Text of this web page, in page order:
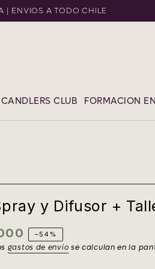
| ENVIOS A TODO CHILE
CANDLERS CLUB FORMACION
y Difusor +
–54%
gastos de envío se calculan en la